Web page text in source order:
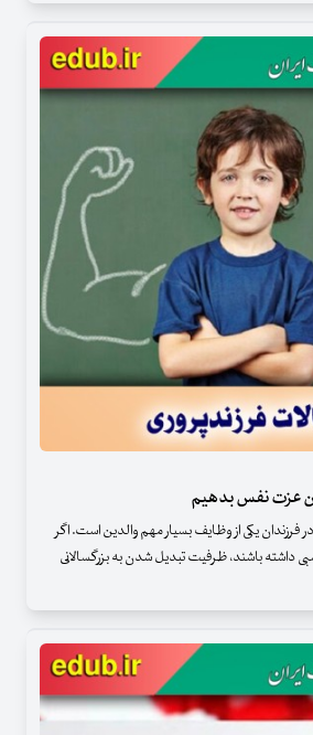
عزت نفس بدهیم
یکی از وظایف بسیار مهم والدین است. اگر
داشته باشند، ظرفیت تبدیل شدن به بزرگسالانی